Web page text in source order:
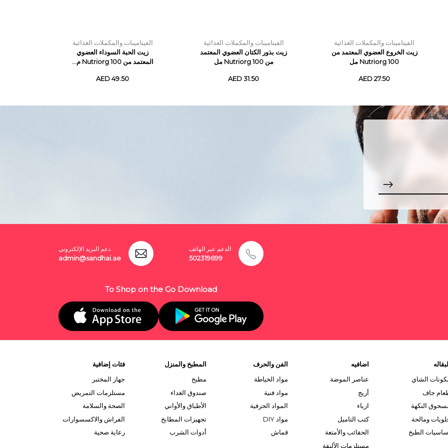
الفيتامينات والمكملات الغذائية
زيت الخروع العضوي المعتمد من
Nutriorg 100 مل
AED 27.50
الفيتامينات والمكملات الغذائية
زيت بذور الكتان العضوي المعتمد
من Nutriorg 100 مل
AED 31.50
الفيتامينات والمكملات الغذائية
زيت الحبة السوداء العضوي
المعتمد من Nutriorg 100 م...
AED 49.50
الدعم عبر الهاتف
502319699
دعم البريد الإلكتروني
admin@sandhai.ae
To Shop on the Go Download
الشاي
جاف
النكهة
ومالحة
الطبخ
اضافيه
عناصر الموضة
أريج
ازياء
كتب التاميل
الحقائب والأمتعة
مستلزمات الأليفة
الفن والحرف
مواد الخياطة
مواد فنية
المواد الحرفية
مواد DIY
قماش
المطبخ والمنزل
مطبخ
صندوق الغداء
الأطباق والأواني
تجهيزات المطابخ
أدوات الشرب
فئات إضافية
جهاز المختبر
مستلزمات التمريض
الصحة والسلامة
الفراش والاكسسوارات
رعاية صحية